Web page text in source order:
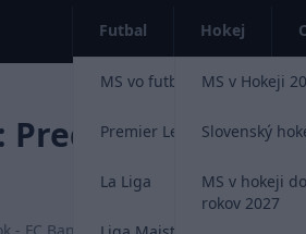
Futbal
MS vo futbale 2026
Premier League
La Liga
Hokej
MS v Hokeji
Slovenský
MS v hokeji
rokov 2027
som